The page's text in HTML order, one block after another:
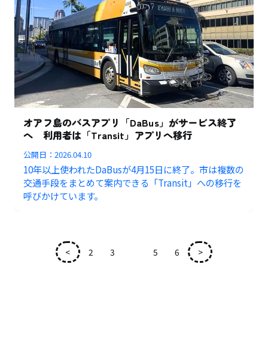
オアフ島のバスアプリ「DaBus」がサービス終了
へ 利用者は「Transit」アプリへ移行
公開日：2026.04.10
10年以上使われたDaBusが4月15日に終了。市は複数の
交通手段をまとめて案内できる「Transit」への移行を
呼びかけています。
< 2 3 5 6 >